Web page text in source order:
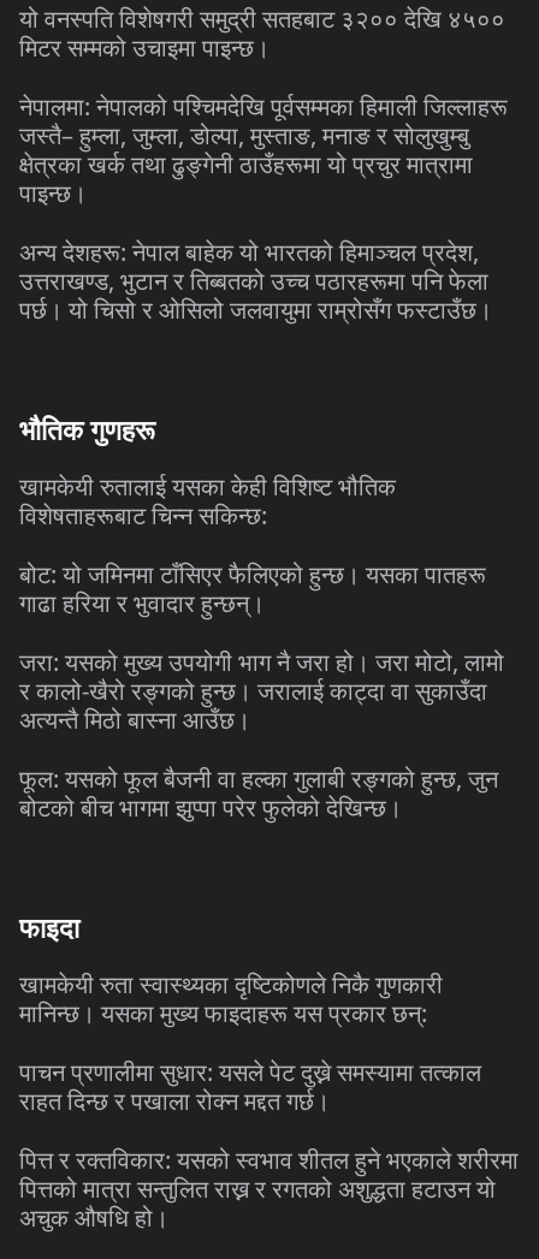
यो वनस्पति विशेषगरी समुद्री सतहबाट ३२०० देखि ४५००
मिटर सम्मको उचाइमा पाइन्छ।
नेपालमा: नेपालको पश्चिमदेखि पूर्वसम्मका हिमाली जिल्लाहरू
जस्तै– हुम्ला, जुम्ला, डोल्पा, मुस्ताङ, मनाङ र सोलुखुम्बु
क्षेत्रका खर्क तथा ढुङ्गेनी ठाउँहरूमा यो प्रचुर मात्रामा
पाइन्छ।
अन्य देशहरू: नेपाल बाहेक यो भारतको हिमाञ्चल प्रदेश,
उत्तराखण्ड, भुटान र तिब्बतको उच्च पठारहरूमा पनि फेला
पर्छ। यो चिसो र ओसिलो जलवायुमा राम्रोसँग फस्टाउँछ।
भौतिक गुणहरू
खामकेयी रुतालाई यसका केही विशिष्ट भौतिक
विशेषताहरूबाट चिन्न सकिन्छ:
बोट: यो जमिनमा टाँसिएर फैलिएको हुन्छ। यसका पातहरू
गाढा हरिया र भुवादार हुन्छन्।
जरा: यसको मुख्य उपयोगी भाग नै जरा हो। जरा मोटो, लामो
र कालो-खैरो रङ्गको हुन्छ। जरालाई काट्दा वा सुकाउँदा
अत्यन्तै मिठो बास्ना आउँछ।
फूल: यसको फूल बैजनी वा हल्का गुलाबी रङ्गको हुन्छ, जुन
बोटको बीच भागमा झुप्पा परेर फुलेको देखिन्छ।
फाइदा
खामकेयी रुता स्वास्थ्यका दृष्टिकोणले निकै गुणकारी
मानिन्छ। यसका मुख्य फाइदाहरू यस प्रकार छन्:
पाचन प्रणालीमा सुधार: यसले पेट दुख्ने समस्यामा तत्काल
राहत दिन्छ र पखाला रोक्न मद्दत गर्छ।
पित्त र रक्तविकार: यसको स्वभाव शीतल हुने भएकाले शरीरमा
पित्तको मात्रा सन्तुलित राख्न र रगतको अशुद्धता हटाउन यो
अचुक औषधि हो।